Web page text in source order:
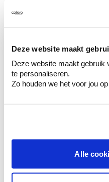
Deze website maakt
Deze website maakt gebruik
te personaliseren.
Zo houden we het voor jou
Alle
Ga samen met de
ruimtes.
Krijg kleuradvies